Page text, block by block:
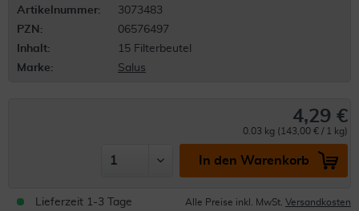
Artikelnummer:
3073483
PZN:
06576497
Inhalt:
15 Filterbeutel
Marke:
Salus
4,29 €
0.03 kg (143,00 € / 1 kg)
In den Warenkorb
Lieferzeit 1-3 Tage Alle Preise inkl. MwSt. Versandkosten